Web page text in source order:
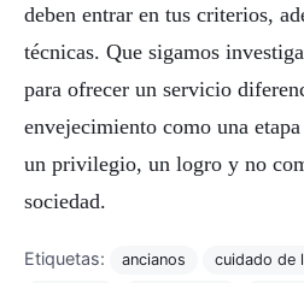
deben entrar en tus criterios,
técnicas. Que sigamos
para ofrecer un servicio
envejecimiento como una
un privilegio, un logro y no
sociedad.
Etiquetas: ancianos
cuidado de